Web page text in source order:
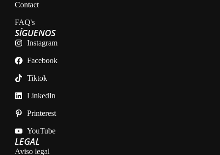
Contact
FAQ's
LEGAL
Aviso legal
SÍGUENOS
Instagram
Facebook
Tiktok
LinkedIn
Printerest
YouTube